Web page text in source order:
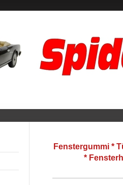
Fenstergummi *
*